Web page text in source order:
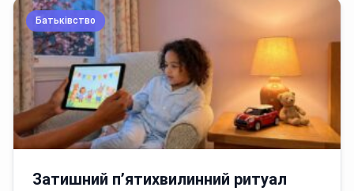
Батьківство
Затишний п’ятихвилинний ритуал